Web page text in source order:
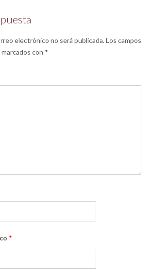
electrónico no será publicada.Los campos
con *
*